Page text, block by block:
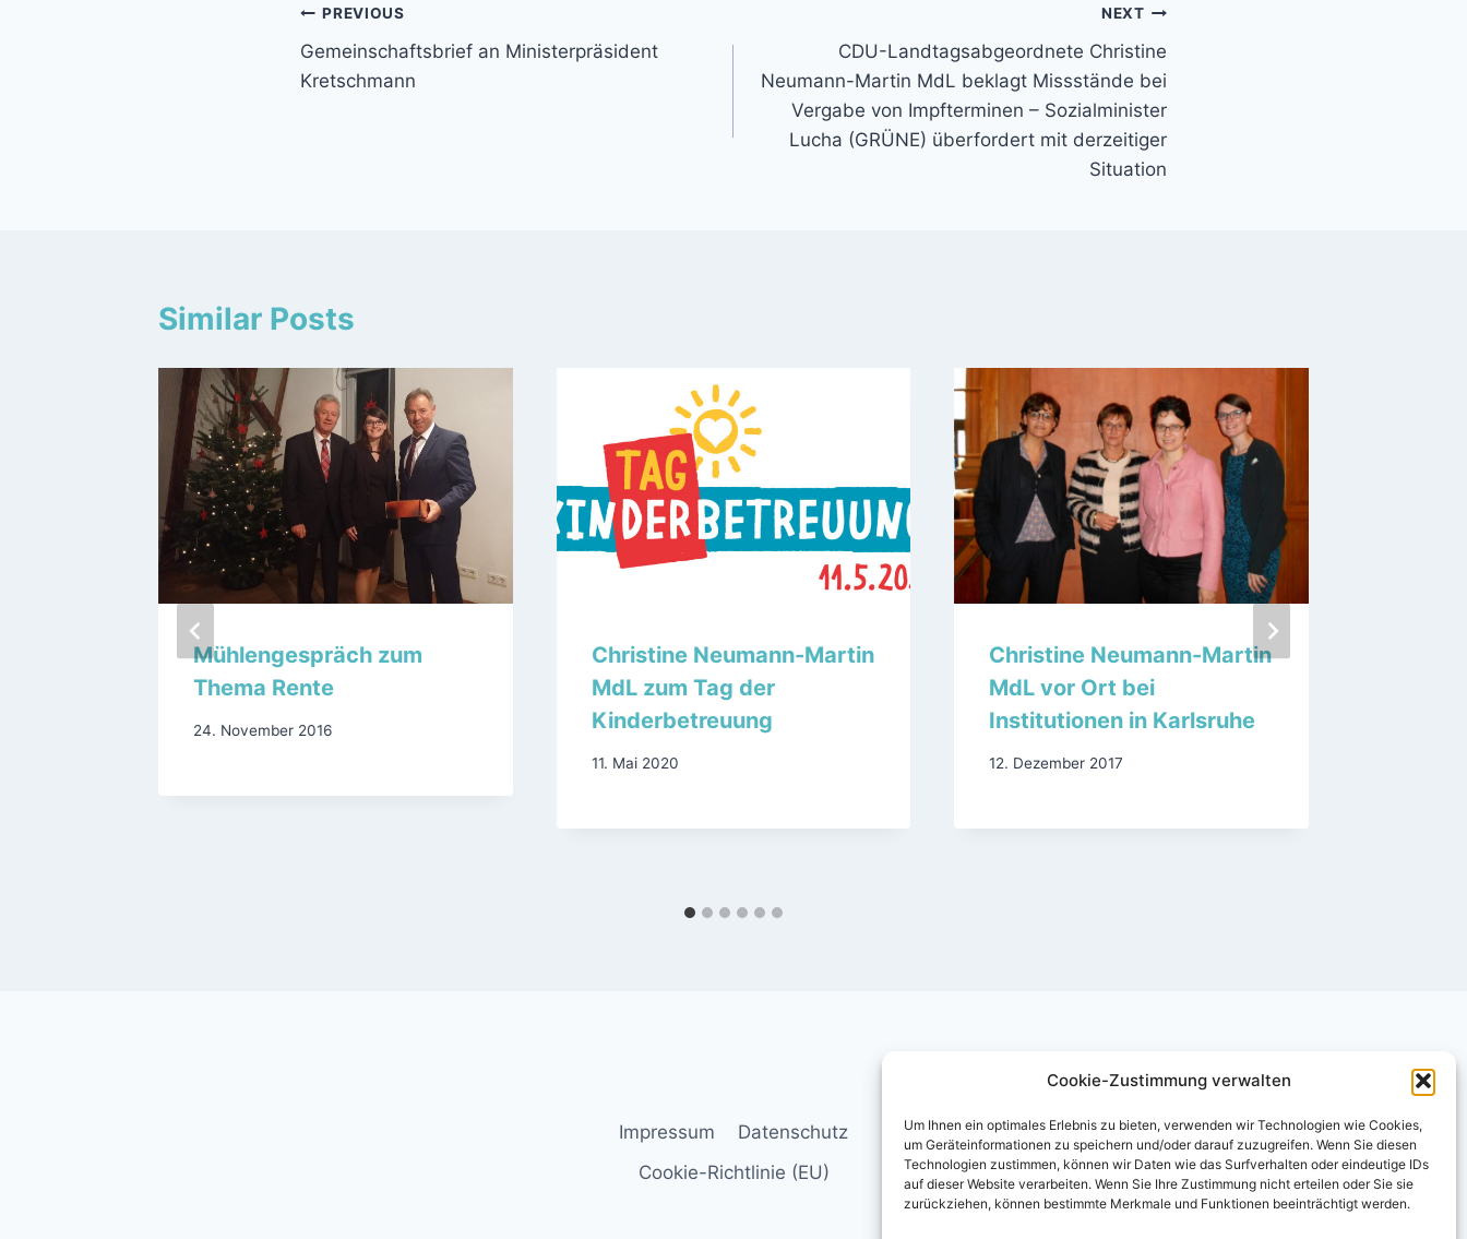
Cookie-Zustimmung verwalten
Um Ihnen ein optimales Erlebnis zu bieten, verwenden wir Technologien wie Cookies,
um Geräteinformationen zu speichern und/oder darauf zuzugreifen. Wenn Sie diesen
Technologien zustimmen, können wir Daten wie das Surfverhalten oder eindeutige IDs
auf dieser Website verarbeiten. Wenn Sie Ihre Zustimmung nicht erteilen oder Sie sie
zurückziehen, können bestimmte Merkmale und Funktionen beeinträchtigt werden.
Beitragsnavigation
PREVIOUS
Gemeinschaftsbrief an Ministerpräsident
Kretschmann
NEXT
CDU-Landtagsabgeordnete Christine
Neumann-Martin MdL beklagt Missstände bei
Vergabe von Impfterminen – Sozialminister
Lucha (GRÜNE) überfordert mit derzeitiger
Situation
Similar Posts
Mühlengespräch zum
Thema Rente
24. November 2016
Christine Neumann-Martin
MdL zum Tag der
Kinderbetreuung
11. Mai 2020
Christine Neumann-Martin
MdL vor Ort bei
Institutionen in Karlsruhe
12. Dezember 2017
Impressum
Datenschutz
Cookie-Richtlinie (EU)